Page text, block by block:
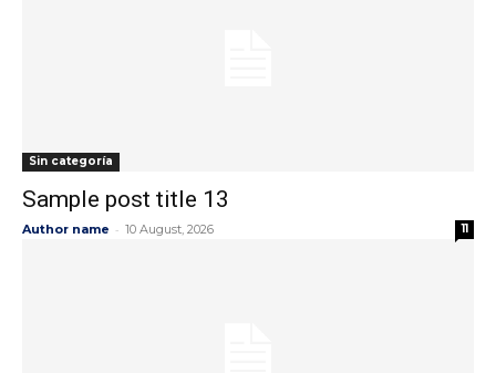
Sin categoría
Sample post title 13
Author name - 10 August, 2026 11